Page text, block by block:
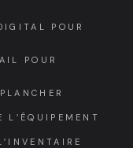
POUR
POUR
L’ÉQUIPEMENT